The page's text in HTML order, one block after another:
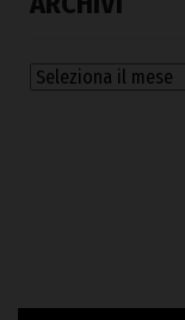
Archivi